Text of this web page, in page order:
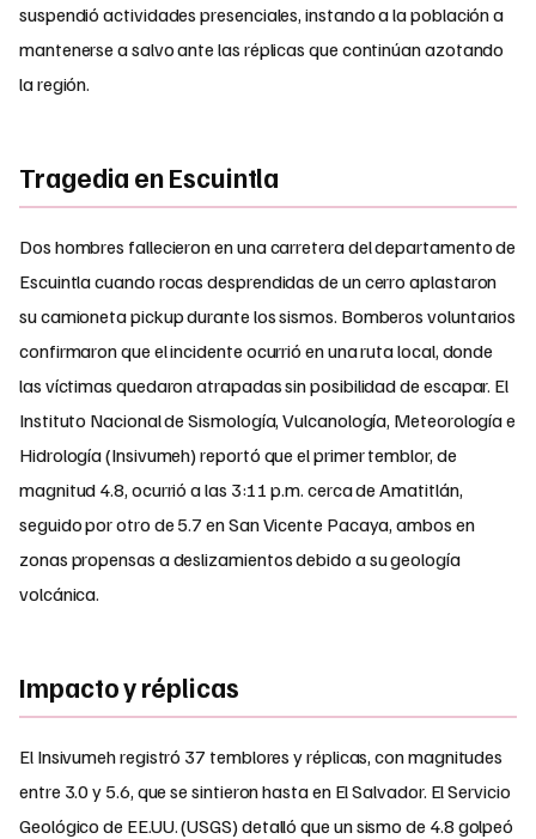
suspendió actividades presenciales, instando a la población a
mantenerse a salvo ante las réplicas que continúan azotando
la región.
Tragedia en Escuintla
Dos hombres fallecieron en una carretera del departamento de
Escuintla cuando rocas desprendidas de un cerro aplastaron
su camioneta pickup durante los sismos. Bomberos voluntarios
confirmaron que el incidente ocurrió en una ruta local, donde
las víctimas quedaron atrapadas sin posibilidad de escapar. El
Instituto Nacional de Sismología, Vulcanología, Meteorología e
Hidrología (Insivumeh) reportó que el primer temblor, de
magnitud 4.8, ocurrió a las 3:11 p.m. cerca de Amatitlán,
seguido por otro de 5.7 en San Vicente Pacaya, ambos en
zonas propensas a deslizamientos debido a su geología
volcánica.
Impacto y réplicas
El Insivumeh registró 37 temblores y réplicas, con magnitudes
entre 3.0 y 5.6, que se sintieron hasta en El Salvador. El Servicio
Geológico de EE.UU. (USGS) detalló que un sismo de 4.8 golpeó